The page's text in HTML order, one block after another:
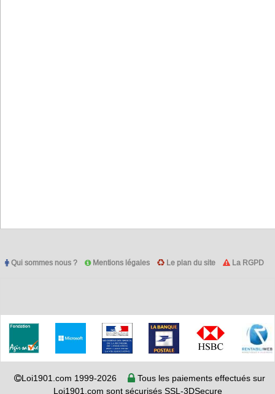
Qui sommes nous ? Mentions légales Le plan du site La RGPD
Loi1901.com 1999-2026
Tous les paiements effectués sur
Loi1901.com sont sécurisés SSL-3DSecure